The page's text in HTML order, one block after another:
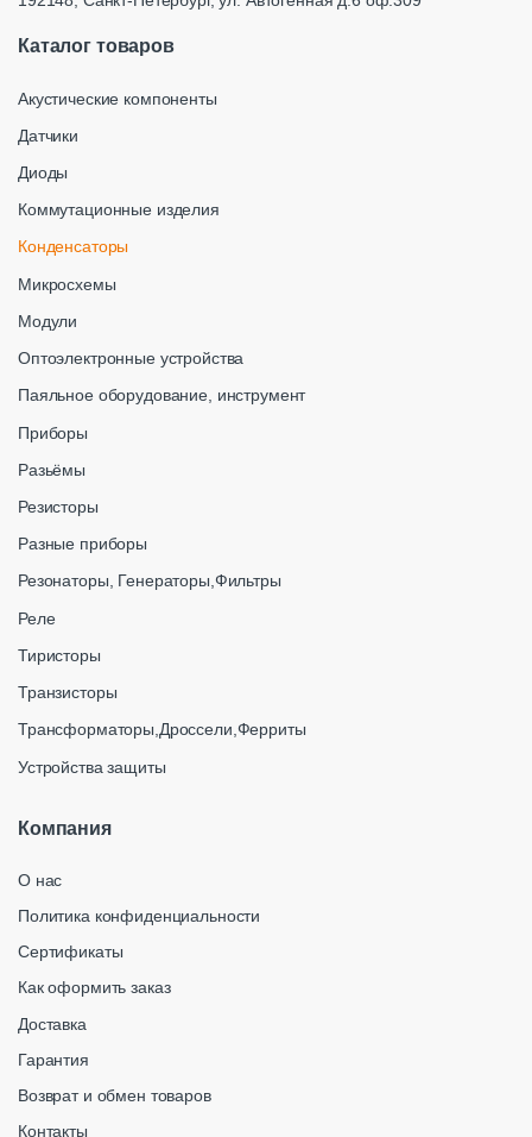
Каталог товаров
Акустические компоненты
Датчики
Диоды
Коммутационные изделия
Конденсаторы
Микросхемы
Модули
Оптоэлектронные устройства
Паяльное оборудование, инструмент
Приборы
Разьёмы
Резисторы
Разные приборы
Резонаторы, Генераторы,Фильтры
Реле
Тиристоры
Транзисторы
Трансформаторы,Дроссели,Ферриты
Устройства защиты
Компания
О нас
Политика конфиденциальности
Сертификаты
Как оформить заказ
Доставка
Гарантия
Возврат и обмен товаров
Контакты